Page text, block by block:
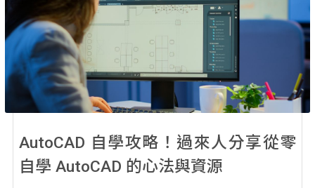
AutoCAD 自學攻略！過來人分享從零
自學 AutoCAD 的心法與資源